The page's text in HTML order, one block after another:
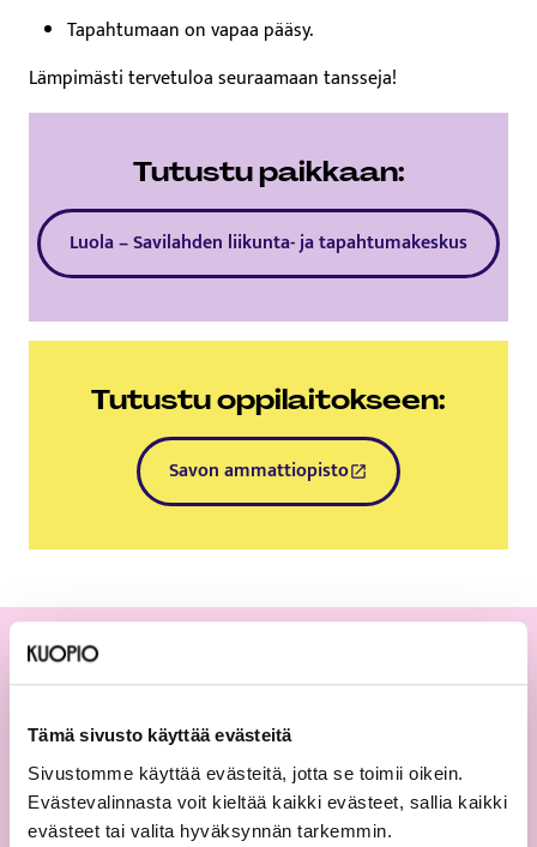
Tämä sivusto käyttää evästeitä
Sivustomme käyttää evästeitä, jotta se toimii oikein.
Evästevalinnasta voit kieltää kaikki evästeet, sallia kaikki
evästeet tai valita hyväksynnän tarkemmin.
Tapahtumaan on vapaa pääsy.
Lämpimästi tervetuloa seuraamaan tansseja!
Tutustu paikkaan:
Luola – Savilahden liikunta- ja tapahtumakeskus
Tämä linkki aukeaa uuteen
Tutustu oppilaitokseen:
Savon ammattiopistoTämä linkki aukeaa uuteen
Lue lisää